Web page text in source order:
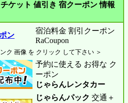
ケット 値引き 宿クーポン 情報
ン
宿泊料金 割引クーポン
RaCoupon
ク 画像 を クリック して下さい ＞
予約に使える お得な ク
ーポン
じゃらんレンタカー
じゃらんパック 交通＋